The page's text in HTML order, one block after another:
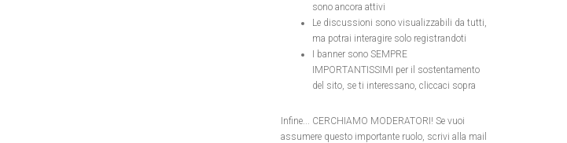
sono ancora attivi
Le discussioni sono visualizzabili da tutti,
ma potrai interagire solo registrandoti
I banner sono SEMPRE
IMPORTANTISSIMI per il sostentamento
del sito, se ti interessano, cliccaci sopra
Infine... CERCHIAMO MODERATORI! Se vuoi
assumere questo importante ruolo, scrivi alla mail